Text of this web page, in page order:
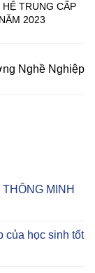
TRUNG CẤP
2023
Nghề Nghiệp
MINH
của học sinh tốt